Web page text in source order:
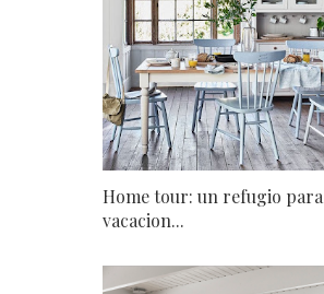
Home tour: un refugio para
vacacion...